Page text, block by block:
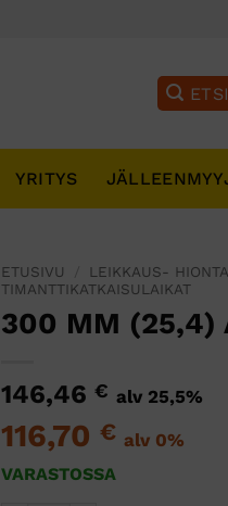
YRITYS
ETUSIVU LEIKKAUS-
TIMANTTIKATKAISULAIKAT
300 MM (25,4)
146,46 € alv 25,5%
116,70 € alv 0%
VARASTOSSA